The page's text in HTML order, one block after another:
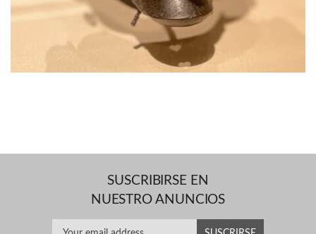
SUSCRIBIRSE EN
NUESTRO ANUNCIOS